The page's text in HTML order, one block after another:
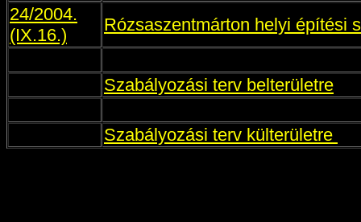
24/2004.
(IX.16.)
Rózsaszentmárton helyi építési
Szabályozási terv belterületre
Szabályozási terv külterületre